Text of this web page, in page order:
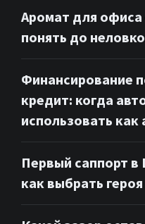
Аромат для
понять до
Финансирование
кредит: когда
использовать как
Первый саппорт в
как выбрать